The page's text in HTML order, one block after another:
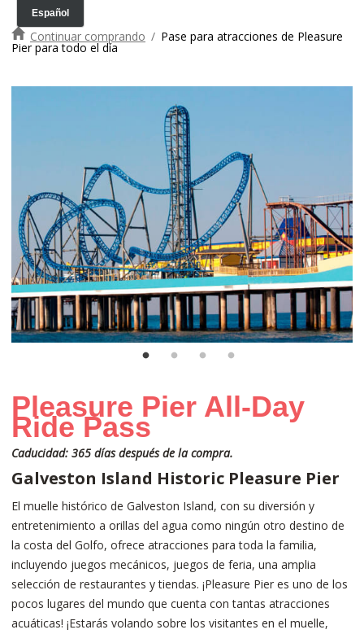
Continuar comprando / Pase para atracciones de Pleasure
Pier para todo el día
Pleasure Pier All-Day
Ride Pass
Caducidad: 365 días después de la compra.
Galveston Island Historic Pleasure Pier
El muelle histórico de Galveston Island, con su diversión y
entretenimiento a orillas del agua como ningún otro destino de
la costa del Golfo, ofrece atracciones para toda la familia,
incluyendo juegos mecánicos, juegos de feria, una amplia
selección de restaurantes y tiendas. ¡Pleasure Pier es uno de los
pocos lugares del mundo que cuenta con tantas atracciones
acuáticas! ¡Estarás volando sobre los visitantes en el muelle,